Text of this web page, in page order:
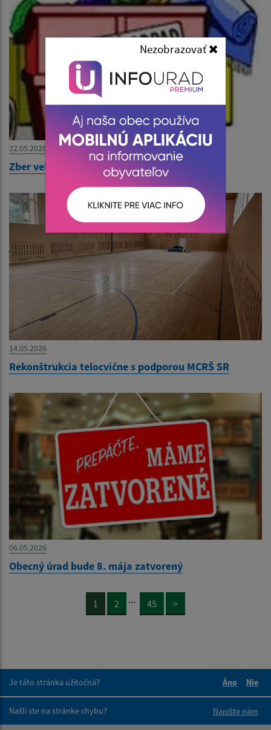
Nezobrazovať
22.05.2026
Zber veľkoobjemového odpadu od 27.5.2026
14.05.2026
Rekonštrukcia telocvične s podporou MCRŠ SR
06.05.2026
Obecný úrad bude 8. mája zatvorený
1 2 ... 45 >
Je táto stránka užitočná?
Áno
Nie
Našli ste na stránke chybu?
Napíšte nám